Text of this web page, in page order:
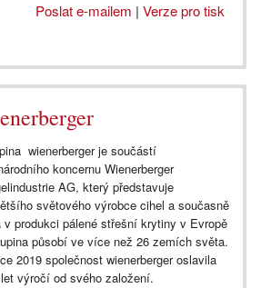
Poslat e-mailem | Verze pro tisk
wienerberger je součástí
koncernu Wienerberger
AG, který představuje
světového výrobce cihel a současně
v produkci pálené střešní krytiny v Evropě
působí ve více než 26 zemích světa.
2019 společnost wienerberger oslavila
výročí od svého založení.